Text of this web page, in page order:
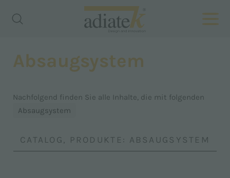
Absaugsystem
Nachfolgend finden Sie alle Inhalte, die mit folgenden
Absaugsystem
CATALOG, PRODUKTE: ABSAUGSYSTEM